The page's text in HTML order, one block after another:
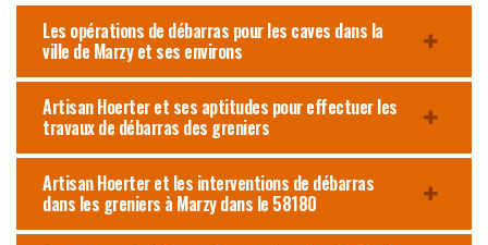
Les opérations de débarras pour les caves dans la
ville de Marzy et ses environs
Artisan Hoerter et ses aptitudes pour effectuer les
travaux de débarras des greniers
Artisan Hoerter et les interventions de débarras
dans les greniers à Marzy dans le 58180